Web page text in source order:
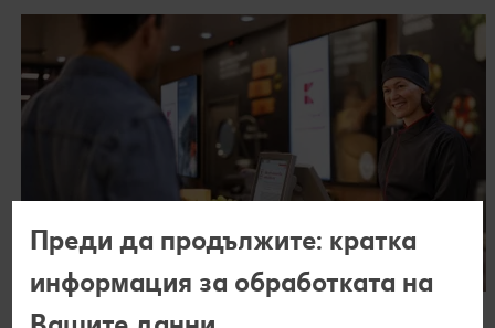
Кои сме ние
Преди да продължите: кратка
информация за обработката на